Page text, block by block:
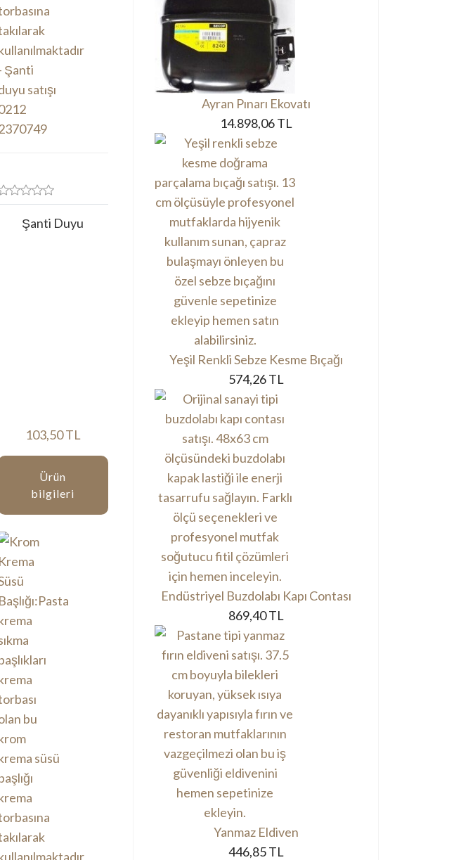
Şanti Duyu
103,50 TL
Ürün
bilgileri
Ayran Pınarı Ekovatı
14.898,06 TL
Yeşil Renkli Sebze Kesme Bıçağı
574,26 TL
Endüstriyel Buzdolabı Kapı Contası
869,40 TL
Yanmaz Eldiven
446,85 TL